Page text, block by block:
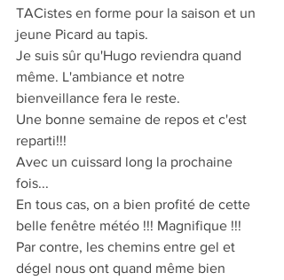
TACistes en forme pour la saison et un
jeune Picard au tapis.
Je suis sûr qu'Hugo reviendra quand
même. L'ambiance et notre
bienveillance fera le reste.
Une bonne semaine de repos et c'est
reparti!!!
Avec un cuissard long la prochaine
fois...
En tous cas, on a bien profité de cette
belle fenêtre météo !!! Magnifique !!!
Par contre, les chemins entre gel et
dégel nous ont quand même bien